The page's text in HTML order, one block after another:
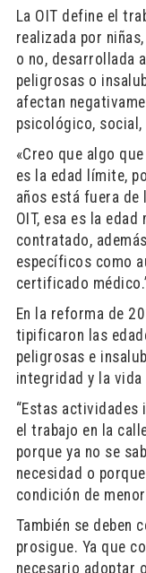
La OIT define el
realizada por
o no, desarrollada
peligrosas o
afectan
psicológico,
«Creo que algo
es la edad límite,
años está fuera de
OIT, esa es la
contratado,
específicos como
certificado
En la reforma de
tipificaron las
peligrosas e
integridad y la vida
“Estas
el trabajo en la
porque ya no se
necesidad o
condición de
También se deben
prosigue. Ya que
necesario adoptar